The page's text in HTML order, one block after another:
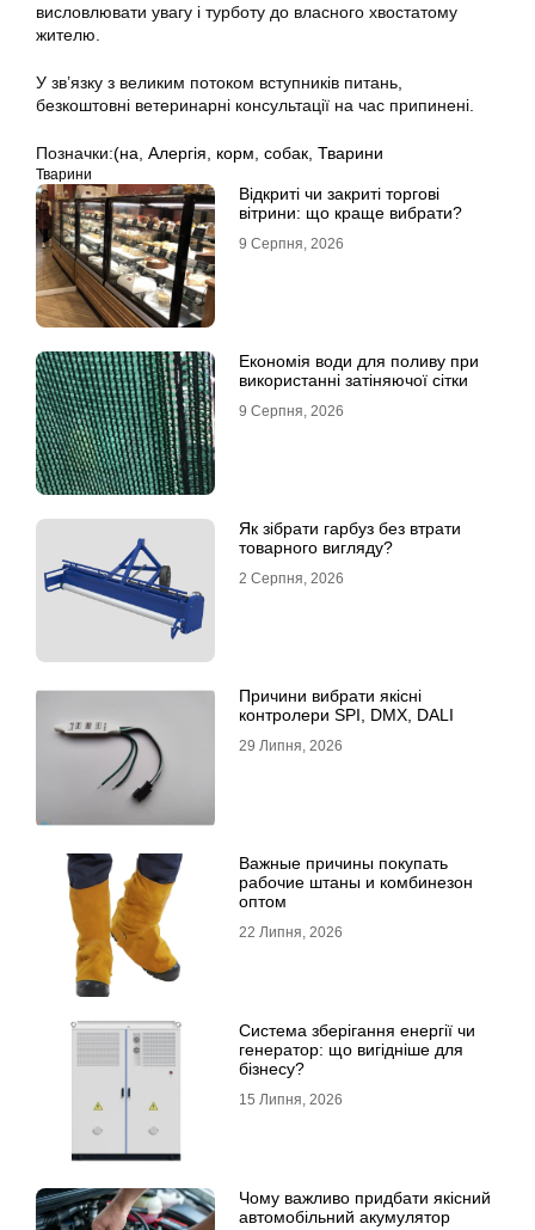
висловлювати увагу і турботу до власного хвостатому
жителю.
У зв’язку з великим потоком вступників питань,
безкоштовні ветеринарні консультації на час припинені.
Позначки:(на Алергія корм собак Тварини
Тварини
Відкриті чи закриті торгові
вітрини: що краще вибрати?
9 Серпня, 2026
Економія води для поливу при
використанні затіняючої сітки
9 Серпня, 2026
Як зібрати гарбуз без втрати
товарного вигляду?
2 Серпня, 2026
Причини вибрати якісні
контролери SPI, DMX, DALI
29 Липня, 2026
Важные причины покупать
рабочие штаны и комбинезон
оптом
22 Липня, 2026
Система зберігання енергії чи
генератор: що вигідніше для
бізнесу?
15 Липня, 2026
Чому важливо придбати якісний
автомобільний акумулятор